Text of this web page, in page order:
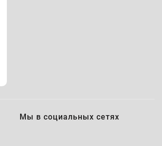
Мы в социальных сетях